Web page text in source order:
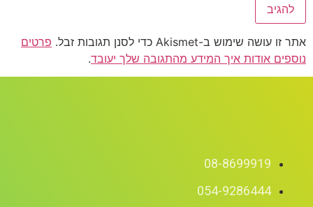
אתר זו עושה שימוש ב-Akismet כדי לסנן תגובות זבל.
פרטים
נוספים אודות איך המידע מהתגובה שלך יעובד.
08-8699919
054-9286444